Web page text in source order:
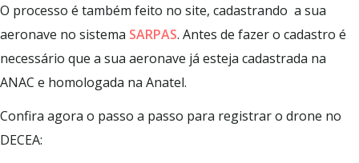
O processo é também feito no site, cadastrando a sua
aeronave no sistema SARPAS. Antes de fazer o cadastro é
necessário que a sua aeronave já esteja cadastrada na
ANAC e homologada na Anatel.
Confira agora o passo a passo para registrar o drone no
DECEA: